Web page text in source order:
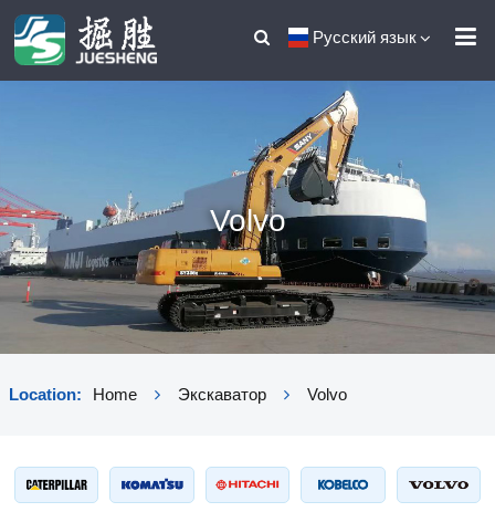
Русский язык
Volvo
Location: Home Экскаватор Volvo